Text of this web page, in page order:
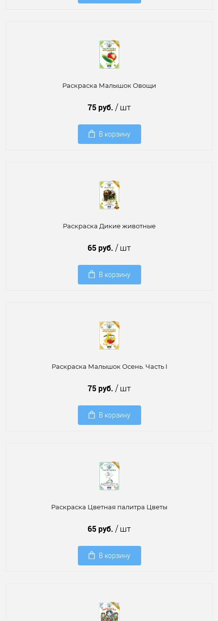
Раскраска Малышок Овощи
75 руб. / шт
В корзину
Раскраска Дикие животные
65 руб. / шт
В корзину
Раскраска Малышок Осень. Часть I
75 руб. / шт
В корзину
Раскраска Цветная палитра Цветы
65 руб. / шт
В корзину